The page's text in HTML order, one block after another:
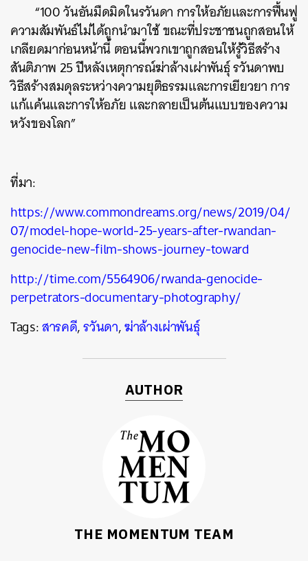
“100 วันอันมืดมิดในรวันดา การให้อภัยและการฟื้นฟู
ความสัมพันธ์ไม่ได้ถูกนำมาใช้ ขณะที่ประชาชนถูกสอนให้
เกลียดมาก่อนหน้านี้ ตอนนี้พวกเขาถูกสอนให้รู้วิธีสร้าง
สันติภาพ 25 ปีหลังเหตุการณ์ฆ่าล้างเผ่าพันธุ์ รวันดาพบ
วิธีสร้างสมดุลระหว่างความยุติธรรมและการเยียวยา การ
แก้แค้นและการให้อภัย และกลายเป็นต้นแบบของความ
หวังของโลก”
ที่มา:
https://www.commondreams.org/news/2019/04/
07/model-hope-world-25-years-after-rwandan-
genocide-new-film-shows-journey-toward
http://time.com/5564906/rwanda-genocide-
perpetrators-documentary-photography/
Tags:สารคดี,รวันดา,ฆ่าล้างเผ่าพันธุ์
AUTHOR
THE MOMENTUM TEAM